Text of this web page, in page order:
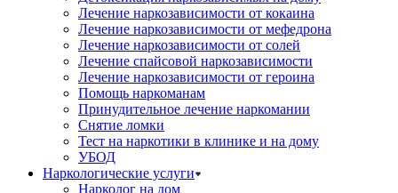
Лечение наркозависимости от кокаина
Лечение наркозависимости от мефедрона
Лечение наркозависимости от солей
Лечение спайсовой наркозависимости
Лечение наркозависимости от героина
Помощь наркоманам
Принудительное лечение наркомании
Снятие ломки
Тест на наркотики в клинике и на дому
УБОД
Наркологические услуги
Нарколог на дом